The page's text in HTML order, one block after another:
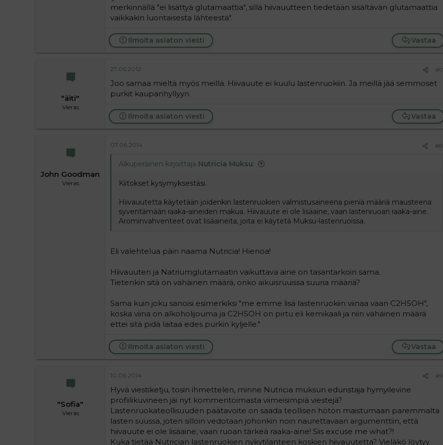
merkinnällä "ei lisättyä glutamaattia", sillä hiivauutteen tiedetään sisältävän glutamaattia
vaikkakin luontaisesta lähteestä".
Vastaa
Ilmoita asiaton viesti
"äiti"
Vieras
27.06.2012 #7
Joo samaa mieltä myös meillä. Hiivauute ei kuulu lastenruokiin. Ja meillä jää semmoset
purkit kaupanhyllyyn.
Vastaa
Ilmoita asiaton viesti
John Goodman
Vieras
07.06.2014 #8
Alkuperäinen kirjoittaja Nutricia Muksu:
Kiitokset kysymyksestäsi.
Hiivauutetta käytetään joidenkin lastenruokien valmistusaineena pieniä määriä mausteena
syventämään raaka-aineiden makua. Hiivauute ei ole lisäaine, vaan lastenruoan raaka-aine.
Arominvahventeet ovat lisäaineita, joita ei käytetä Muksu-lastenruoissa.
Eli valehtelua päin naama Nutricia! Hienoa!
Hiivauuten ja Natriumglutamaatin vaikuttava aine on tasantarkoin sama.
Tietenkin sitä on vähäinen määrä, onko aikuisruuissa suuria määriä?
Sama kuin joku sanoisi esimerkiksi "me emme lisä lastenruokiin viinaa vaan C2H5OH",
koska viina on alkoholijouma ja C2H5OH on pirtu eli kemikaali ja niin vähäinen määrä
ettei sitä pidä laitaa edes purkin kyljelle."
Vastaa
Ilmoita asiaton viesti
"Sofia"
Vieras
10.06.2014 #9
Hyvä viestiketju, tosin ihmettelen, minne Nutricia muksun edunstaja hymyilevine
profiilikuvineen jäi nyt kommentoimasta viimeisimpiä viestejä?
Lastenruokateollisuuden päätavoite on saada teollisen hötön maistumaan paremmalta
lasten suussa, joten silloin vedotaan johonkin noin naurettavaan argumenttiin, että
hiivauute ei ole lisäaine, vaan ruoan tärkeä raaka-aine! Siis excuse me what?!
Kuka tietää Nutrician lastenruokien nykytilanteen koskien hiivauutetta? Vieläkö löytyy